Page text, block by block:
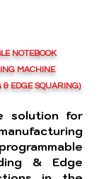
NOTEBOOK
MACHINE
& EDGE SQUARING)
solution for
& Edge